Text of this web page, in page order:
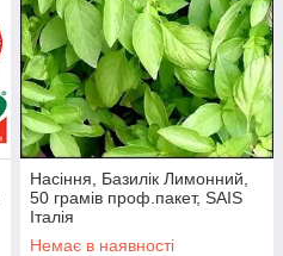
Насіння, Базилік Лимонний,
50 грамів проф.пакет, SAIS
Італія
Немає в наявності